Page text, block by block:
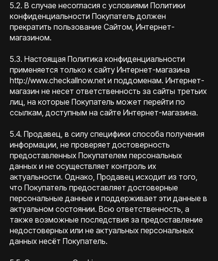
5.2. В случае несогласия с условиями Политики
конфиденциальности Покупатель должен
прекратить пользование Сайтом, Интернет-
магазином.
5.3. Настоящая Политика конфиденциальности
применяется только к сайту Интернет-магазина
http://www.checkallnow.net и поддоменам. Интернет-
магазин не несет ответственность за сайты третьих
лиц, на которые Покупатель может перейти по
ссылкам, доступным на сайте Интернет-магазина.
5.4. Продавец, в силу специфики способа получения
информации, не проверяет достоверность
предоставленных Покупателем персональных
данных и не осуществляет контроль их
актуальности. Однако, Продавец исходит из того,
что Покупатель предоставляет достоверные
персональные данные и поддерживает эти данные в
актуальном состоянии. Всю ответственность, а
также возможные последствия за предоставление
недостоверных или не актуальных персональных
данных несёт Покупатель.